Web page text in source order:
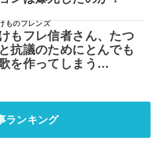
ものフレンズ
もフレ信者さん、たつ
抗議のためにとんでも
を作ってしまう…
ランキング